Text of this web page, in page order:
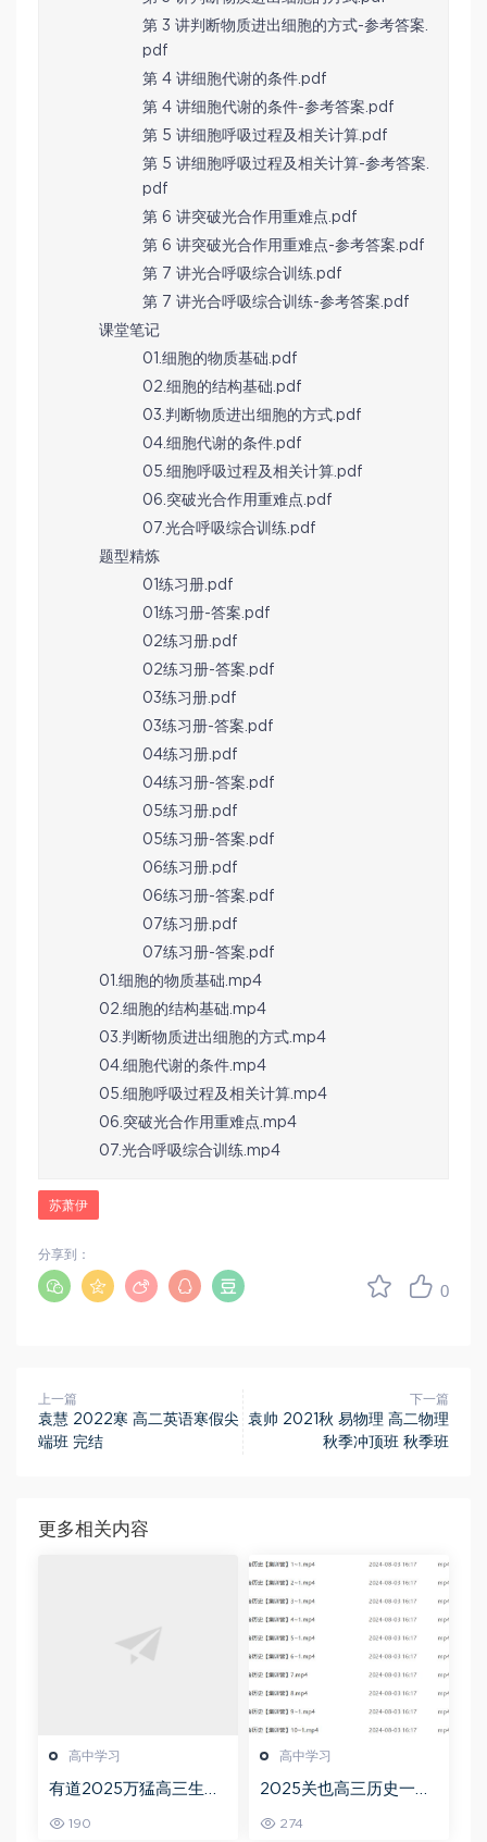
第 3 讲判断物质进出细胞的方式-参考答案.
pdf
第 4 讲细胞代谢的条件.pdf
第 4 讲细胞代谢的条件-参考答案.pdf
第 5 讲细胞呼吸过程及相关计算.pdf
第 5 讲细胞呼吸过程及相关计算-参考答案.
pdf
第 6 讲突破光合作用重难点.pdf
第 6 讲突破光合作用重难点-参考答案.pdf
第 7 讲光合呼吸综合训练.pdf
第 7 讲光合呼吸综合训练-参考答案.pdf
课堂笔记
01.细胞的物质基础.pdf
02.细胞的结构基础.pdf
03.判断物质进出细胞的方式.pdf
04.细胞代谢的条件.pdf
05.细胞呼吸过程及相关计算.pdf
06.突破光合作用重难点.pdf
07.光合呼吸综合训练.pdf
题型精炼
01练习册.pdf
01练习册-答案.pdf
02练习册.pdf
02练习册-答案.pdf
03练习册.pdf
03练习册-答案.pdf
04练习册.pdf
04练习册-答案.pdf
05练习册.pdf
05练习册-答案.pdf
06练习册.pdf
06练习册-答案.pdf
07练习册.pdf
07练习册-答案.pdf
01.细胞的物质基础.mp4
02.细胞的结构基础.mp4
03.判断物质进出细胞的方式.mp4
04.细胞代谢的条件.mp4
05.细胞呼吸过程及相关计算.mp4
06.突破光合作用重难点.mp4
07.光合呼吸综合训练.mp4
苏萧伊
0
分享到：
上一篇
袁慧 2022寒 高二英语寒假尖
端班 完结
下一篇
袁帅 2021秋 易物理 高二物理
秋季冲顶班 秋季班
更多相关内容
高中学习
有道2025万猛高三生物
教程
190
高中学习
2025关也高三历史一轮
教程
274